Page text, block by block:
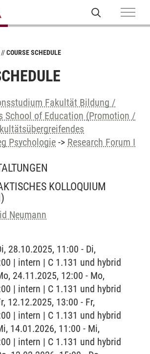
COURSE SCHEDULE
Fakultät Bildung /
School of Education (Promotion /
Psychologie -> Research Forum I
KOLLOQUIUM
Neumann
28.10.2025, 11:00 - Di,
| intern | C 1.131 und hybrid
24.11.2025, 12:00 - Mo,
| intern | C 1.131 und hybrid
12.12.2025, 13:00 - Fr,
| intern | C 1.131 und hybrid
14.01.2026, 11:00 - Mi,
| intern | C 1.131 und hybrid